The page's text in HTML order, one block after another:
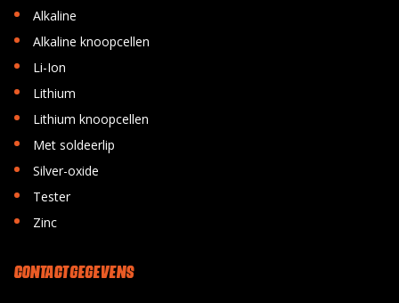
• Alkaline
• Alkaline knoopcellen
• Li-Ion
• Lithium
• Lithium knoopcellen
• Met soldeerlip
• Silver-oxide
• Tester
• Zinc
CONTACT GEGEVENS